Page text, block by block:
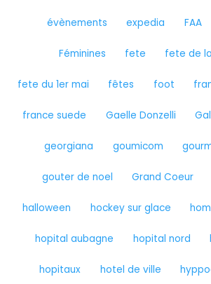
évènements expedia FAA
Féminines fete fete de
fete du 1er mai fêtes foot
france suede Gaelle Donzelli
georgiana goumicom
gouter de noel Grand Coeur
halloween hockey sur glace
hopital aubagne hopital nord
hopitaux hotel de ville